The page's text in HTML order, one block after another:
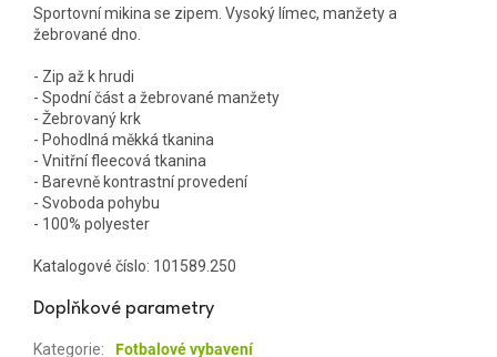
Sportovní mikina se zipem. Vysoký límec, manžety a
žebrované dno.
- Zip až k hrudi
- Spodní část a žebrované manžety
- Žebrovaný krk
- Pohodlná měkká tkanina
- Vnitřní fleecová tkanina
- Barevně kontrastní provedení
- Svoboda pohybu
- 100% polyester
Katalogové číslo: 101589.250
Doplňkové parametry
Kategorie:
Fotbalové vybavení